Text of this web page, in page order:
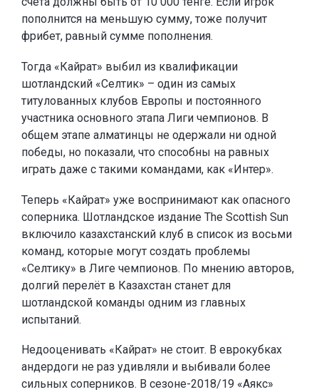
пополнится на меньшую сумму, тоже получит
фрибет, равный сумме пополнения.
Тогда «Кайрат» выбил из квалификации
шотландский «Селтик» – один из самых
титулованных клубов Европы и постоянного
участника основного этапа Лиги чемпионов. В
общем этапе алматинцы не одержали ни одной
победы, но показали, что способны на равных
играть даже с такими командами, как «Интер».
Теперь «Кайрат» уже воспринимают как опасного
соперника. Шотландское издание The Scottish Sun
включило казахстанский клуб в список из восьми
команд, которые могут создать проблемы
«Селтику» в Лиге чемпионов. По мнению авторов,
долгий перелёт в Казахстан станет для
шотландской команды одним из главных
испытаний.
Недооценивать «Кайрат» не стоит. В еврокубках
андердоги не раз удивляли и выбивали более
сильных соперников. В сезоне-2018/19 «Аякс»